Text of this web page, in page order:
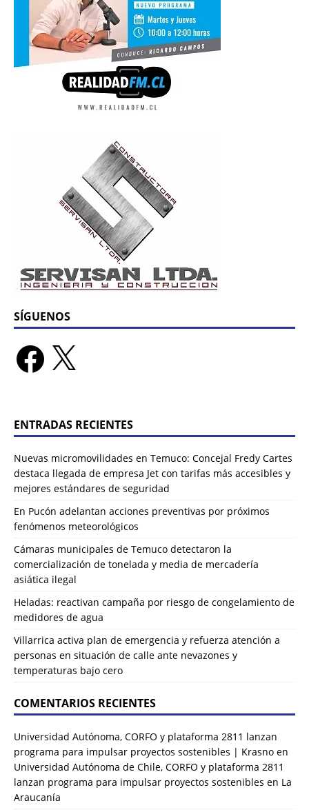
SÍGUENOS
ENTRADAS RECIENTES
Nuevas micromovilidades en Temuco: Concejal Fredy Cartes
destaca llegada de empresa Jet con tarifas más accesibles y
mejores estándares de seguridad
En Pucón adelantan acciones preventivas por próximos
fenómenos meteorológicos
Cámaras municipales de Temuco detectaron la
comercialización de tonelada y media de mercadería
asiática ilegal
Heladas: reactivan campaña por riesgo de congelamiento de
medidores de agua
Villarrica activa plan de emergencia y refuerza atención a
personas en situación de calle ante nevazones y
temperaturas bajo cero
COMENTARIOS RECIENTES
Universidad Autónoma, CORFO y plataforma 2811 lanzan
programa para impulsar proyectos sostenibles | Krasno en
Universidad Autónoma de Chile, CORFO y plataforma 2811
lanzan programa para impulsar proyectos sostenibles en La
Araucanía